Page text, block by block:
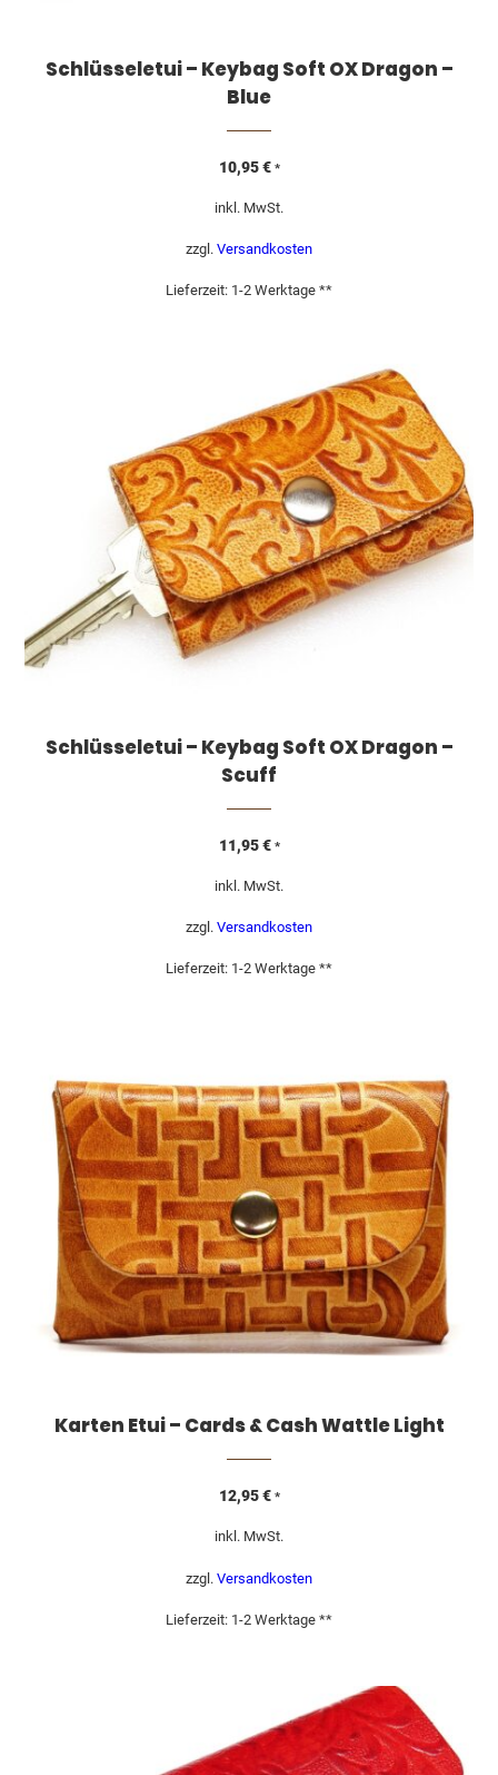
Schlüsseletui – Keybag Soft OX Dragon –
Blue
10,95€ *
inkl. MwSt.
zzgl. Versandkosten
Lieferzeit: 1-2 Werktage **
Schlüsseletui – Keybag Soft OX Dragon –
Scuff
11,95€ *
inkl. MwSt.
zzgl. Versandkosten
Lieferzeit: 1-2 Werktage **
Karten Etui – Cards & Cash Wattle Light
12,95€ *
inkl. MwSt.
zzgl. Versandkosten
Lieferzeit: 1-2 Werktage **